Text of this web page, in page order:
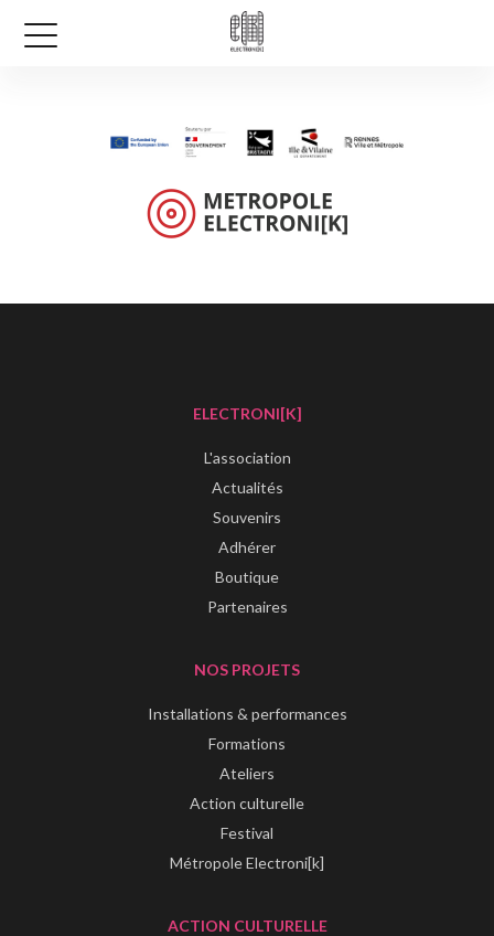
ELECTRONI[K]
L'association
Actualités
Souvenirs
Adhérer
Boutique
Partenaires
NOS PROJETS
Installations & performances
Formations
Ateliers
Action culturelle
Festival
Métropole Electroni[k]
ACTION CULTURELLE